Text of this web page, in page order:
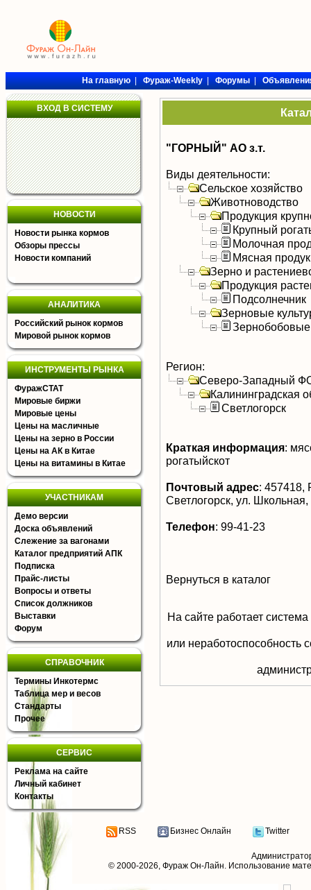
На главную|Фураж-Weekly|Форумы|
ВХОД В СИСТЕМУ
НОВОСТИ
Новости рынка кормов
Обзоры прессы
Новости компаний
АНАЛИТИКА
Российский рынок кормов
Мировой рынок кормов
ИНСТРУМЕНТЫ РЫНКА
ФуражСТАТ
Мировые биржи
Мировые цены
Цены на масличные
Цены на зерно в России
Цены на АК в Китае
Цены на витамины в Китае
УЧАСТНИКАМ
Демо версии
Доска объявлений
Слежение за вагонами
Каталог предприятий АПК
Подписка
Прайс-листы
Вопросы и ответы
Список должников
Выставки
Форум
СПРАВОЧНИК
Термины Инкотермс
Таблица мер и весов
Стандарты
Прочее
СЕРВИС
Реклама на сайте
Личный кабинет
Контакты
"ГОРНЫЙ" АО з.т.
Виды деятельности:
Сельское хозяйство
Животноводство
Продукция
Крупный
Молочная
Мясная
Зерно и
Продукция
Подсолнечник
Зерновые
Зернобобовые
Регион:
Северо-Западный
Калининградская
Светлогорск
Краткая информация:
рогатыйскот
Почтовый адрес: 457418,
Светлогорск, ул. Школьная,
Телефон: 99-41-23
Вернуться в каталог
На сайте работает
или неработоспособность
RSS Бизнес Онлайн Twitter
© 2000-2026, Фураж Он-Лайн. Использование